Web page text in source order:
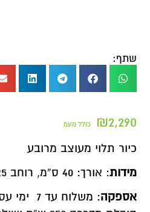
שתף:
₪2,290 כולל מעמ
כיור תלוי מעוצב מרובע
מידות: אורך: 40 ס”מ, רוחב 25 ס”מ, גובה 30 ס”מ
אספקה
: משלוח